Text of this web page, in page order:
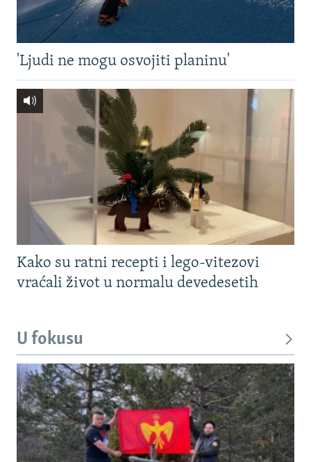
'Ljudi ne mogu osvojiti planinu'
Kako su ratni recepti i lego-vitezovi
vraćali život u normalu devedesetih
U fokusu